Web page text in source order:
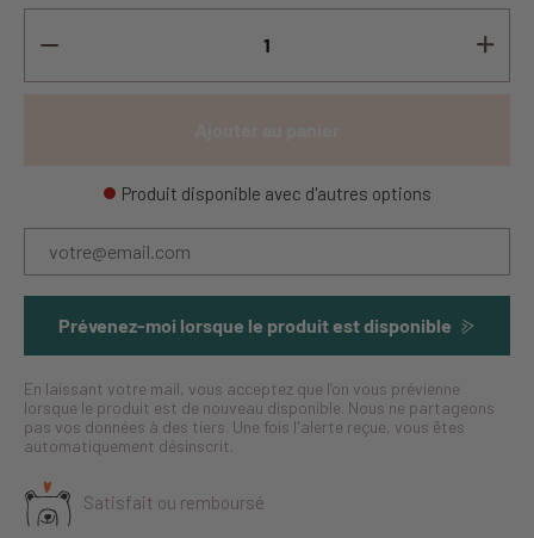
Produit disponible avec d'autres options
Prévenez-moi lorsque le produit est disponible
En laissant votre mail, vous acceptez que l’on vous prévienne
lorsque le produit est de nouveau disponible. Nous ne partageons
pas vos données à des tiers. Une fois l'alerte reçue, vous êtes
automatiquement désinscrit.
Satisfait ou remboursé